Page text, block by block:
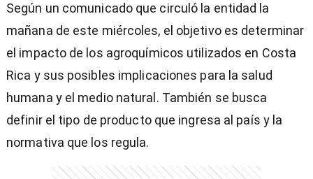
Según un comunicado que circuló la entidad la
mañana de este miércoles, el objetivo es determinar
el impacto de los agroquímicos utilizados en Costa
Rica y sus posibles implicaciones para la salud
humana y el medio natural. También se busca
definir el tipo de producto que ingresa al país y la
normativa que los regula.